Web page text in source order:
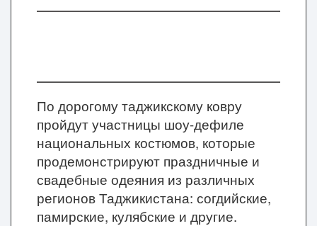
По дорогому таджикскому ковру
пройдут участницы шоу-дефиле
национальных костюмов, которые
продемонстрируют праздничные и
свадебные одеяния из различных
регионов Таджикистана: согдийские,
памирские, кулябские и другие.